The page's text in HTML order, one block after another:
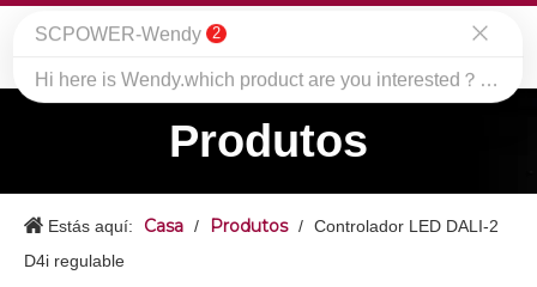
Produtos
Estás aquí: Casa / Produtos / Controlador LED DALI-2
D4i regulable
SCPOWER-Wendy